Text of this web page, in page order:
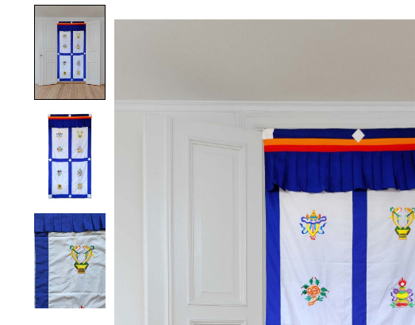
Product image slideshow Items